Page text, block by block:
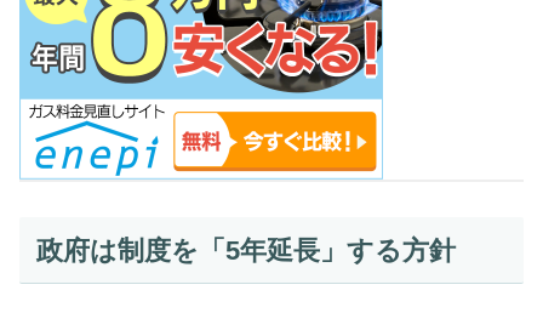
政府は制度を「5年延長」する方針